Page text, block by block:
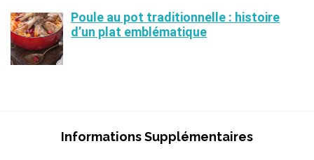
Poule au pot traditionnelle : histoire
d’un plat emblématique
Informations Supplémentaires